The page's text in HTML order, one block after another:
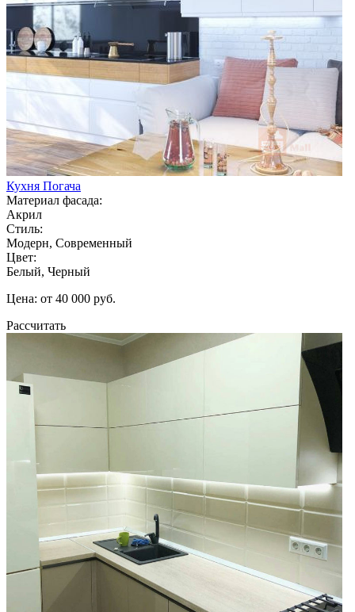
Кухня Погача
Материал фасада:
Акрил
Стиль:
Модерн, Современный
Цвет:
Белый, Черный
Цена: от 40 000 руб.
Рассчитать